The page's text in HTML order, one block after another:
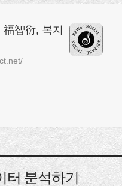
智衍, 복지
터 분석하기